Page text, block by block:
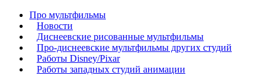
Про мультфильмы
Новости
Диснеевские рисованные мультфильмы
Про-диснеевские мультфильмы других студий
Работы Disney/Pixar
Работы западных студий анимации